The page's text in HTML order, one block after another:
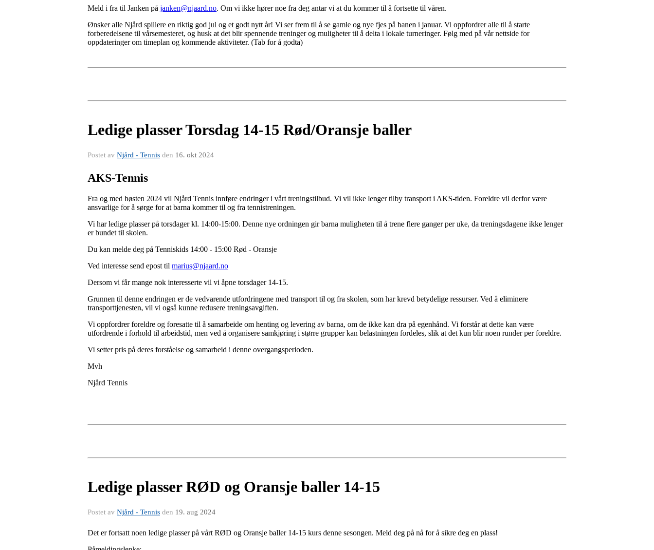
Meld i fra til Janken på janken@njaard.no. Om vi ikke hører noe fra deg antar vi at du kommer til å fortsette til våren.
Ønsker alle Njård spillere en riktig god jul og et godt nytt år! Vi ser frem til å se gamle og nye fjes på banen i januar. Vi oppfordrer alle til å starte
forberedelsene til vårsemesteret, og husk at det blir spennende treninger og muligheter til å delta i lokale turneringer. Følg med på vår nettside for
oppdateringer om timeplan og kommende aktiviteter. (Tab for å godta)
Ledige plasser Torsdag 14-15 Rød/Oransje baller
Postet av Njård - Tennis den 16. okt 2024
AKS-Tennis
Fra og med høsten 2024 vil Njård Tennis innføre endringer i vårt treningstilbud. Vi vil ikke lenger tilby transport i AKS-tiden. Foreldre vil derfor være
ansvarlige for å sørge for at barna kommer til og fra tennistreningen.
Vi har ledige plasser på torsdager kl. 14:00-15:00. Denne nye ordningen gir barna muligheten til å trene flere ganger per uke, da treningsdagene ikke lenger
er bundet til skolen.
Du kan melde deg på Tenniskids 14:00 - 15:00 Rød - Oransje
Ved interesse send epost til marius@njaard.no
Dersom vi får mange nok interesserte vil vi åpne torsdager 14-15.
Grunnen til denne endringen er de vedvarende utfordringene med transport til og fra skolen, som har krevd betydelige ressurser. Ved å eliminere
transporttjenesten, vil vi også kunne redusere treningsavgiften.
Vi oppfordrer foreldre og foresatte til å samarbeide om henting og levering av barna, om de ikke kan dra på egenhånd. Vi forstår at dette kan være
utfordrende i forhold til arbeidstid, men ved å organisere samkjøring i større grupper kan belastningen fordeles, slik at det kun blir noen runder per foreldre.
Vi setter pris på deres forståelse og samarbeid i denne overgangsperioden.
Mvh
Njård Tennis
Ledige plasser RØD og Oransje baller 14-15
Postet av Njård - Tennis den 19. aug 2024
Det er fortsatt noen ledige plasser på vårt RØD og Oransje baller 14-15 kurs denne sesongen. Meld deg på nå for å sikre deg en plass!